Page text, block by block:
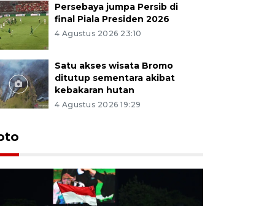
Persebaya jumpa Persib di
final Piala Presiden 2026
4 Agustus 2026 23:10
Satu akses wisata Bromo
ditutup sementara akibat
kebakaran hutan
4 Agustus 2026 19:29